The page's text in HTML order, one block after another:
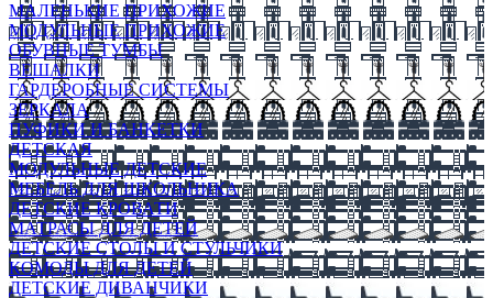
МАЛЕНЬКИЕ ПРИХОЖИЕ
МОДУЛЬНЫЕ ПРИХОЖИЕ
ОБУВНЫЕ ТУМБЫ
ВЕШАЛКИ
ГАРДЕРОБНЫЕ СИСТЕМЫ
ЗЕРКАЛА
ПУФИКИ И БАНКЕТКИ
ДЕТСКАЯ
МОДУЛЬНЫЕ ДЕТСКИЕ
МЕБЕЛЬ ДЛЯ ШКОЛЬНИКА
ДЕТСКИЕ КРОВАТИ
МАТРАСЫ ДЛЯ ДЕТЕЙ
ДЕТСКИЕ СТОЛЫ И СТУЛЬЧИКИ
КОМОДЫ ДЛЯ ДЕТЕЙ
ДЕТСКИЕ ДИВАНЧИКИ